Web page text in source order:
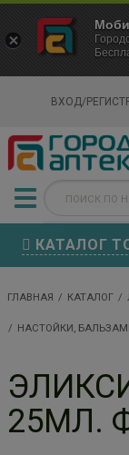
ВХОД/
КАТАЛОГ
ГЛАВНАЯ КАТАЛОГ
НАСТОЙКИ,
25МЛ.
×
Городская Аптека
- In Google Play